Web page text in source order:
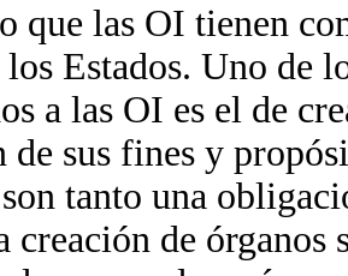
que las OI tienen
Estados. Uno de
a las OI es el de
de sus fines y
tanto una
creación de